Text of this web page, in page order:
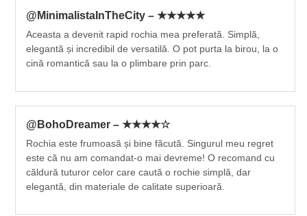
@MinimalistaInTheCity – ★★★★★
Aceasta a devenit rapid rochia mea preferată. Simplă,
elegantă și incredibil de versatilă. O pot purta la birou, la o
cină romantică sau la o plimbare prin parc.
@BohoDreamer – ★★★★☆
Rochia este frumoasă și bine făcută. Singurul meu regret
este că nu am comandat-o mai devreme! O recomand cu
căldură tuturor celor care caută o rochie simplă, dar
elegantă, din materiale de calitate superioară.